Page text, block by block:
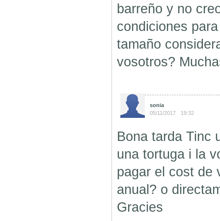
barreño y no
condiciones
tamaño
vosotros?
sonia
05/11/2017
19:32
Bona tarda Tinc
una tortuga i la
pagar el cost de
anual? o
Gracies